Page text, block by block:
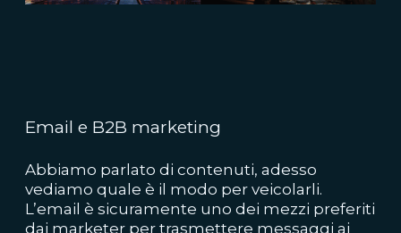
Email e B2B marketing
Abbiamo parlato di contenuti, adesso
vediamo quale è il modo per veicolarli.
L’email è sicuramente uno dei mezzi preferiti
dai marketer per trasmettere messaggi ai